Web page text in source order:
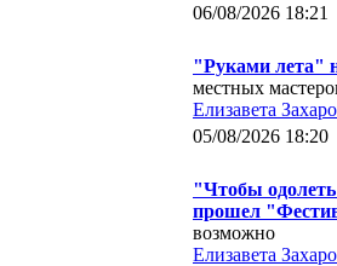
06/08/2026 18:21
"Руками
местных
Елизавета
05/08/2026 18:20
"Чтобы
прошел
возможно
Елизавета